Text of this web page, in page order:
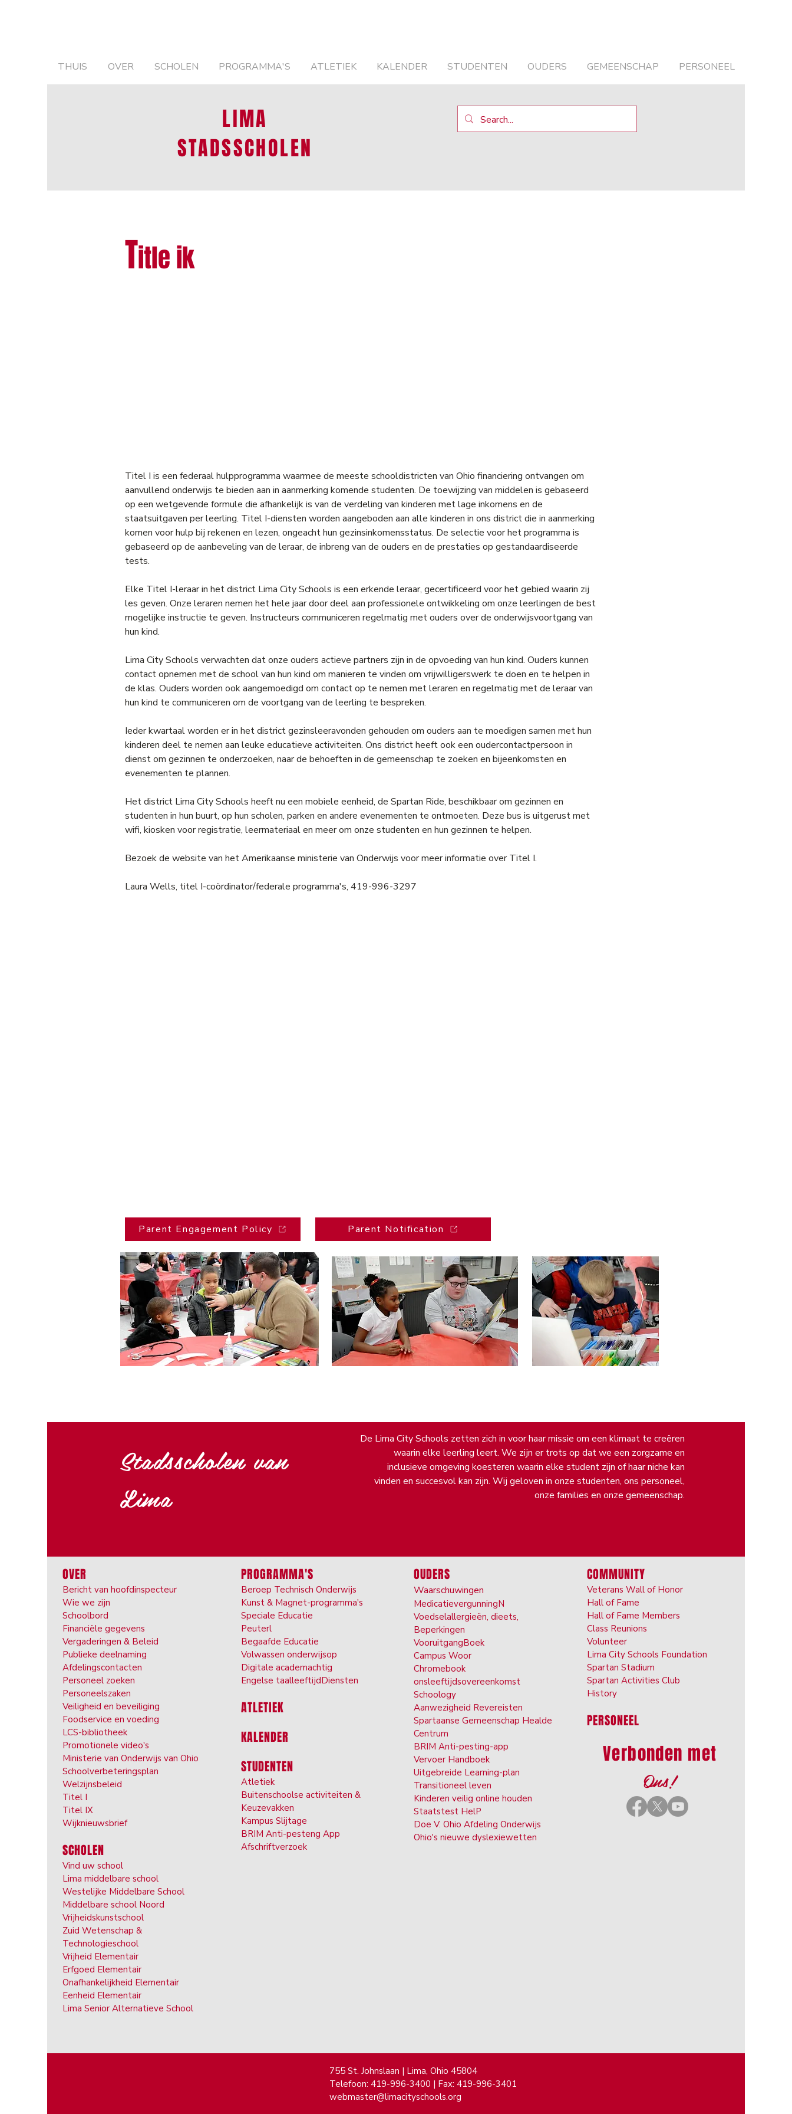
THUIS OVER SCHOLEN PROGRAMMA'S ATLETIEK KALENDER STUDENTEN OUDERS GEMEENSCHAP PERSONEEL
LIMA
STADSSCHOLEN
Title ik
Titel I is een federaal hulpprogramma waarmee de meeste schooldistricten van Ohio financiering ontvangen om
aanvullend onderwijs te bieden aan in aanmerking komende studenten. De toewijzing van middelen is gebaseerd
op een wetgevende formule die afhankelijk is van de verdeling van kinderen met lage inkomens en de
staatsuitgaven per leerling. Titel I-diensten worden aangeboden aan alle kinderen in ons district die in aanmerking
komen voor hulp bij rekenen en lezen, ongeacht hun gezinsinkomensstatus. De selectie voor het programma is
gebaseerd op de aanbeveling van de leraar, de inbreng van de ouders en de prestaties op gestandaardiseerde
tests.
Elke Titel I-leraar in het district Lima City Schools is een erkende leraar, gecertificeerd voor het gebied waarin zij
les geven. Onze leraren nemen het hele jaar door deel aan professionele ontwikkeling om onze leerlingen de best
mogelijke instructie te geven. Instructeurs communiceren regelmatig met ouders over de onderwijsvoortgang van
hun kind.
Lima City Schools verwachten dat onze ouders actieve partners zijn in de opvoeding van hun kind. Ouders kunnen
contact opnemen met de school van hun kind om manieren te vinden om vrijwilligerswerk te doen en te helpen in
de klas. Ouders worden ook aangemoedigd om contact op te nemen met leraren en regelmatig met de leraar van
hun kind te communiceren om de voortgang van de leerling te bespreken.
Ieder kwartaal worden er in het district gezinsleeravonden gehouden om ouders aan te moedigen samen met hun
kinderen deel te nemen aan leuke educatieve activiteiten. Ons district heeft ook een oudercontactpersoon in
dienst om gezinnen te onderzoeken, naar de behoeften in de gemeenschap te zoeken en bijeenkomsten en
evenementen te plannen.
Het district Lima City Schools heeft nu een mobiele eenheid, de Spartan Ride, beschikbaar om gezinnen en
studenten in hun buurt, op hun scholen, parken en andere evenementen te ontmoeten. Deze bus is uitgerust met
wifi, kiosken voor registratie, leermateriaal en meer om onze studenten en hun gezinnen te helpen.
Bezoek de website van het Amerikaanse ministerie van Onderwijs voor meer informatie over Titel I.
Laura Wells, titel I-coördinator/federale programma's, 419-996-3297
Parent Engagement Policy Parent Notification
Stadsscholen van
Lima
De Lima City Schools zetten zich in voor haar missie om een klimaat te creëren
waarin elke leerling leert. We zijn er trots op dat we een zorgzame en
inclusieve omgeving koesteren waarin elke student zijn of haar niche kan
vinden en succesvol kan zijn. Wij geloven in onze studenten, ons personeel,
onze families en onze gemeenschap.
OVER
Bericht van hoofdinspecteur
Wie we zijn
Schoolbord
Financiële gegevens
Vergaderingen & Beleid
Publieke deelnaming
Afdelingscontacten
Personeel zoeken
Personeelszaken
Veiligheid en beveiliging
Foodservice en voeding
LCS-bibliotheek
Promotionele video's
Ministerie van Onderwijs van Ohio
Schoolverbeteringsplan
Welzijnsbeleid
Titel I
Titel IX
Wijknieuwsbrief
SCHOLEN
Vind uw school
Lima middelbare school
Westelijke Middelbare School
Middelbare school Noord
Vrijheidskunstschool
Zuid Wetenschap &
Technologieschool
Vrijheid Elementair
Erfgoed Elementair
Onafhankelijkheid Elementair
Eenheid Elementair
Lima Senior Alternatieve School
PROGRAMMA'S
Beroep Technisch Onderwijs
Kunst & Magnet-programma's
Speciale Educatie
Peuterl
Begaafde Educatie
Volwassen onderwijsop
Digitale academachtig
Engelse taalleeftijdDiensten
ATLETIEK
KALENDER
STUDENTEN
Atletiek
Buitenschoolse activiteiten &
Keuzevakken
Kampus Slijtage
BRIM Anti-pesteng App
Afschriftverzoek
OUDERS
Waarschuwingen
MedicatievergunningN
Voedselallergieën, dieets,
Beperkingen
VooruitgangBoek
Campus Woor
Chromebook
onsleeftijdsovereenkomst
Schoology
Aanwezigheid Revereisten
Spartaanse Gemeenschap Healde
Centrum
BRIM Anti-pesting-app
Vervoer Handboek
Uitgebreide Learning-plan
Transitioneel leven
Kinderen veilig online houden
Staatstest HelP
Doe V. Ohio Afdeling Onderwijs
Ohio's nieuwe dyslexiewetten
COMMUNITY
Veterans Wall of Honor
Hall of Fame
Hall of Fame Members
Class Reunions
Volunteer
Lima City Schools Foundation
Spartan Stadium
Spartan Activities Club
History
PERSONEEL
Verbonden met
Ons!
755 St. Johnslaan | Lima, Ohio 45804
Telefoon: 419-996-3400 | Fax: 419-996-3401
webmaster@limacityschools.org